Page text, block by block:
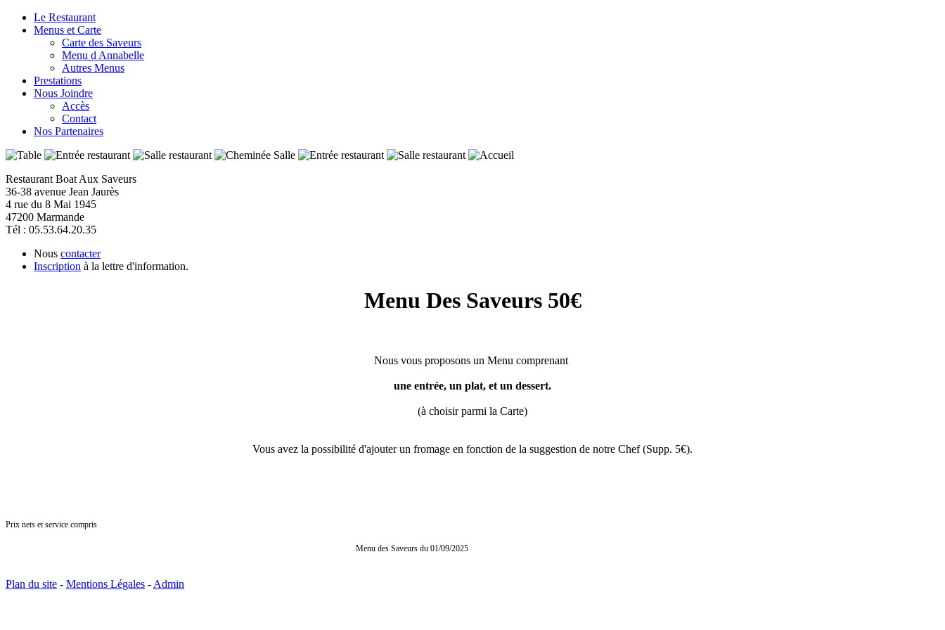
Le Restaurant
Menus et Carte
Carte des Saveurs
Menu d Annabelle
Autres Menus
Prestations
Nous Joindre
Accès
Contact
Nos Partenaires
Restaurant Boat Aux Saveurs
36-38 avenue Jean Jaurès
4 rue du 8 Mai 1945
47200 Marmande
Tél : 05.53.64.20.35
Nous contacter
Inscription à la lettre d'information.
Menu Des Saveurs 50€
Nous vous proposons un Menu comprenant
une entrée, un plat, et un dessert.
(à choisir parmi la Carte)
Vous avez la possibilité d'ajouter un fromage en fonction de la suggestion de notre Chef (Supp. 5€).
Prix nets et service compris
Menu des Saveurs du 01/09/2025
Plan du site - Mentions Légales - Admin